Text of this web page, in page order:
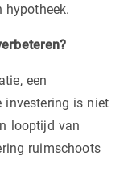
hypotheek.
een
investering is niet
looptijd van
ruimschoots